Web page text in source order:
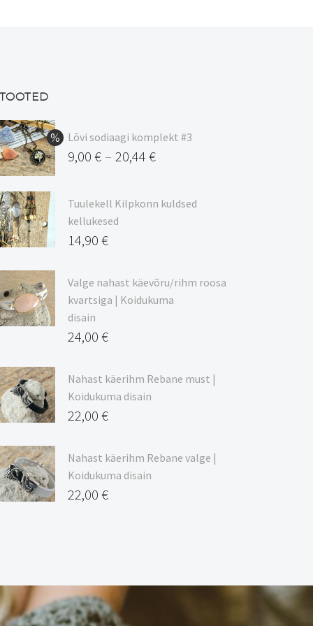
TOOTED
Lõvi sodiaagi komplekt #3
9,00 € – 20,44 €
9,00 €
kuni
20,44 €
Tuulekell Kilpkonn kuldsed
kellukesed
14,90 €
Valge nahast käevõru/rihm roosa
kvartsiga | Koidukuma
disain
24,00 €
Nahast käerihm Rebane must |
Koidukuma disain
22,00 €
Nahast käerihm Rebane valge |
Koidukuma disain
22,00 €